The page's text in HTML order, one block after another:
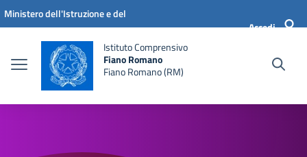
Vai ai contenuti
Vai al menu di navigazione
Vai al footer
Ministero dell'Istruzione e del
Accedi
Istituto Comprensivo
Fiano Romano
Fiano Romano (RM)